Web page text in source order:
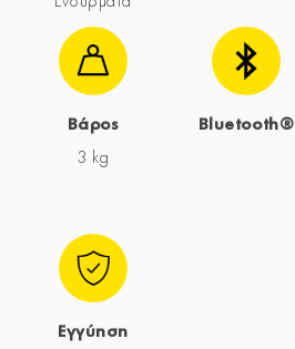
Βάρος
3 kg
Bluetooth®
Εγγύηση